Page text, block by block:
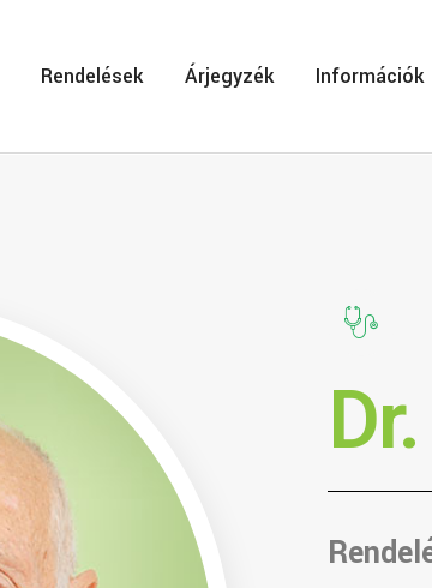
Rendelések Árjegyzék Információk